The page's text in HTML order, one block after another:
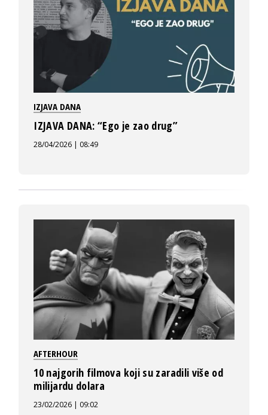
IZJAVA DANA
IZJAVA DANA: “Ego je zao drug”
28/04/2026 | 08:49
AFTERHOUR
10 najgorih filmova koji su zaradili više od
milijardu dolara
23/02/2026 | 09:02